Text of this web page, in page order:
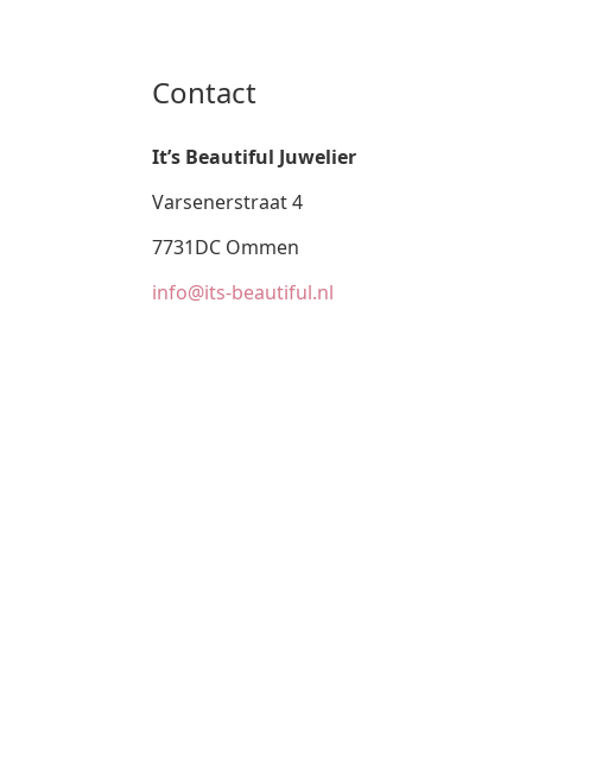
Contact
It’s Beautiful Juwelier
Varsenerstraat 4
7731DC Ommen
info@its-beautiful.nl